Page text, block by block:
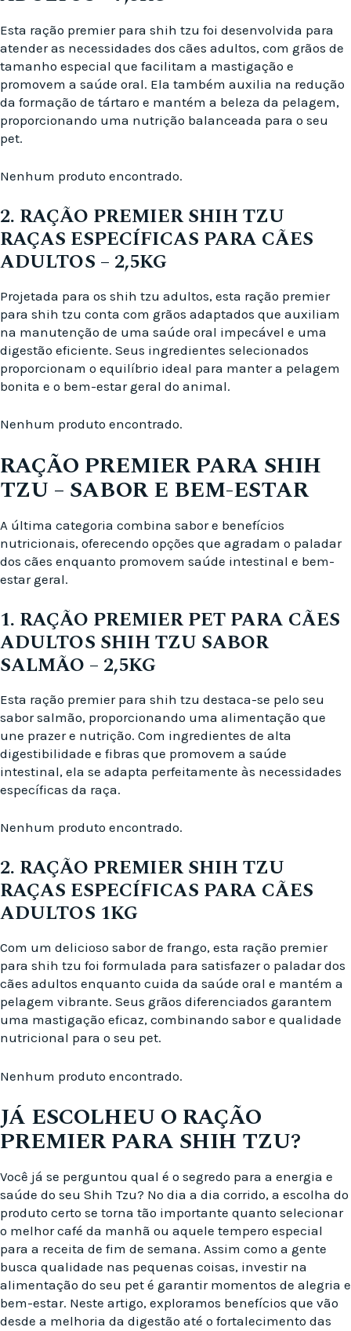
Esta ração premier para shih tzu foi desenvolvida para
atender as necessidades dos cães adultos, com grãos de
tamanho especial que facilitam a mastigação e
promovem a saúde oral. Ela também auxilia na redução
da formação de tártaro e mantém a beleza da pelagem,
proporcionando uma nutrição balanceada para o seu
pet.
Nenhum produto encontrado.
2. RAÇÃO PREMIER SHIH TZU
RAÇAS ESPECÍFICAS PARA CÃES
ADULTOS – 2,5KG
Projetada para os shih tzu adultos, esta ração premier
para shih tzu conta com grãos adaptados que auxiliam
na manutenção de uma saúde oral impecável e uma
digestão eficiente. Seus ingredientes selecionados
proporcionam o equilíbrio ideal para manter a pelagem
bonita e o bem-estar geral do animal.
Nenhum produto encontrado.
RAÇÃO PREMIER PARA SHIH
TZU – SABOR E BEM-ESTAR
A última categoria combina sabor e benefícios
nutricionais, oferecendo opções que agradam o paladar
dos cães enquanto promovem saúde intestinal e bem-
estar geral.
1. RAÇÃO PREMIER PET PARA CÃES
ADULTOS SHIH TZU SABOR
SALMÃO – 2,5KG
Esta ração premier para shih tzu destaca-se pelo seu
sabor salmão, proporcionando uma alimentação que
une prazer e nutrição. Com ingredientes de alta
digestibilidade e fibras que promovem a saúde
intestinal, ela se adapta perfeitamente às necessidades
específicas da raça.
Nenhum produto encontrado.
2. RAÇÃO PREMIER SHIH TZU
RAÇAS ESPECÍFICAS PARA CÃES
ADULTOS 1KG
Com um delicioso sabor de frango, esta ração premier
para shih tzu foi formulada para satisfazer o paladar dos
cães adultos enquanto cuida da saúde oral e mantém a
pelagem vibrante. Seus grãos diferenciados garantem
uma mastigação eficaz, combinando sabor e qualidade
nutricional para o seu pet.
Nenhum produto encontrado.
JÁ ESCOLHEU O RAÇÃO
PREMIER PARA SHIH TZU?
Você já se perguntou qual é o segredo para a energia e
saúde do seu Shih Tzu? No dia a dia corrido, a escolha do
produto certo se torna tão importante quanto selecionar
o melhor café da manhã ou aquele tempero especial
para a receita de fim de semana. Assim como a gente
busca qualidade nas pequenas coisas, investir na
alimentação do seu pet é garantir momentos de alegria e
bem-estar. Neste artigo, exploramos benefícios que vão
desde a melhoria da digestão até o fortalecimento das